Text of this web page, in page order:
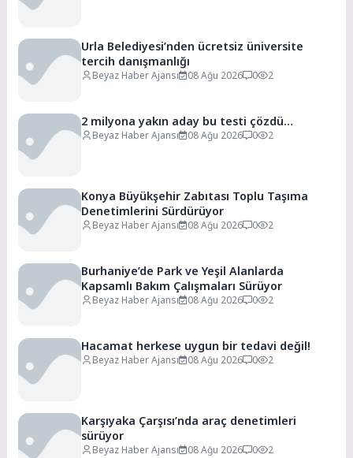
Urla Belediyesi’nden ücretsiz üniversite
tercih danışmanlığı
Beyaz Haber Ajansı 08 Ağu 2026 0 2
2 milyona yakın aday bu testi çözdü…
Beyaz Haber Ajansı 08 Ağu 2026 0 2
Konya Büyükşehir Zabıtası Toplu Taşıma
Denetimlerini Sürdürüyor
Beyaz Haber Ajansı 08 Ağu 2026 0 2
Burhaniye’de Park ve Yeşil Alanlarda
Kapsamlı Bakım Çalışmaları Sürüyor
Beyaz Haber Ajansı 08 Ağu 2026 0 2
Hacamat herkese uygun bir tedavi değil!
Beyaz Haber Ajansı 08 Ağu 2026 0 2
Karşıyaka Çarşısı’nda araç denetimleri
sürüyor
Beyaz Haber Ajansı 08 Ağu 2026 0 2